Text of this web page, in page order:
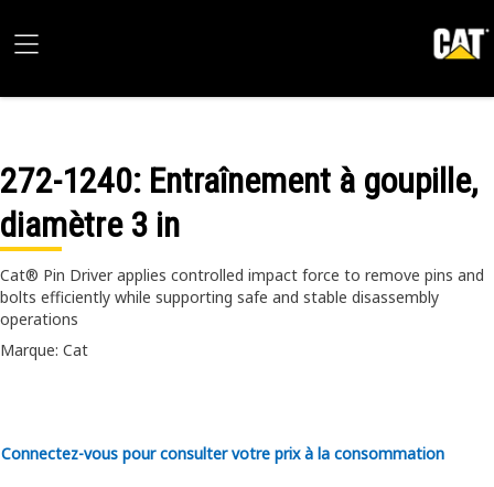
272-1240: Entraînement à goupille,
diamètre 3 in
Cat® Pin Driver applies controlled impact force to remove pins and
bolts efficiently while supporting safe and stable disassembly
operations
Marque: Cat
Connectez-vous pour consulter votre prix à la consommation